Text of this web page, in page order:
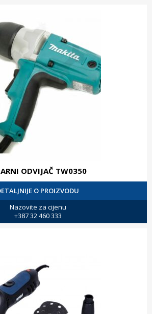
ODVIJAČ TW0350
O PROIZVODU
Nazovite za cijenu
+387 32 460 333